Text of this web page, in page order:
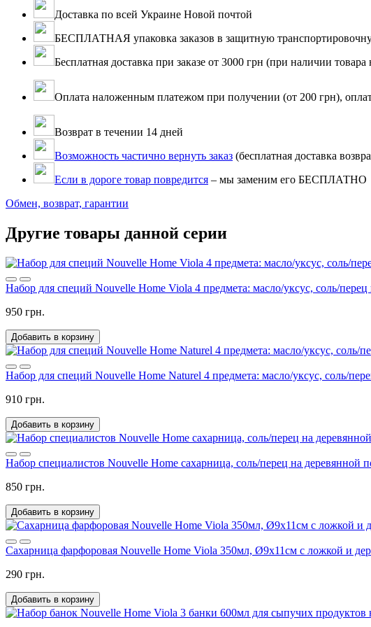
Доставка по всей Украине Новой почтой
БЕСПЛАТНАЯ упаковка заказов в защитную
Бесплатная доставка при заказе от 3000 грн (при наличии товара
Оплата наложенным платежом при получении (от 200 грн),
Возврат в течении 14 дней
Возможность частично вернуть заказ (бесплатная доставка
Если в дороге товар повредится – мы заменим его БЕСПЛАТНО
Обмен, возврат, гарантии
Другие товары данной серии
Набор для специй Nouvelle Home Viola 4 предмета: масло/уксус, соль/перец
950 грн.
Добавить в корзину
Набор для специй Nouvelle Home Naturel 4 предмета: масло/уксус, соль/
910 грн.
Добавить в корзину
Набор специалистов Nouvelle Home сахарница, соль/перец на деревянной
850 грн.
Добавить в корзину
Сахарница фарфоровая Nouvelle Home Viola 350мл, Ø9х11см с ложкой и
290 грн.
Добавить в корзину